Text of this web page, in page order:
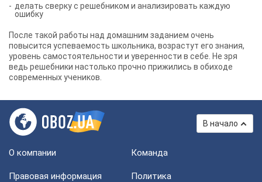
делать сверку с решебником и анализировать каждую
ошибку
После такой работы над домашним заданием очень
повысится успеваемость школьника, возрастут его знания,
уровень самостоятельности и уверенности в себе. Не зря
ведь решебники настолько прочно прижились в обиходе
современных учеников.
В начало
О компании Команда
Правовая информация
Политика